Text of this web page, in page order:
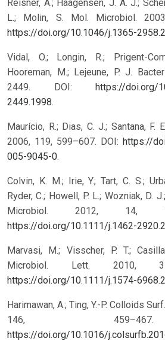
Reisner, A.; Haagensen, J. A. J.;
L.; Molin, S. Mol. Microbiol.
https://doi.org/10.1046/j.1365-
Vidal, O.; Longin, R.; Prigent-
Hooreman, M.; Lejeune, P. J.
2449. DOI: https://doi.org/
2449.1998.
Maurício, R.; Dias, C. J.; Santana, F.
2006, 119, 599–607. DOI: https://
005-9045-0.
Colvin, K. M.; Irie, Y.; Tart, C. S.;
Ryder, C.; Howell, P. L.; Wozniak, D.
Microbiol. 2012, 14,
https://doi.org/10.1111/j.1462-
Marvasi, M.; Visscher, P. T.;
Microbiol. Lett. 2010,
https://doi.org/10.1111/j.1574-
Harimawan, A.; Ting, Y.-P. Colloids
146,
https://doi.org/10.1016/